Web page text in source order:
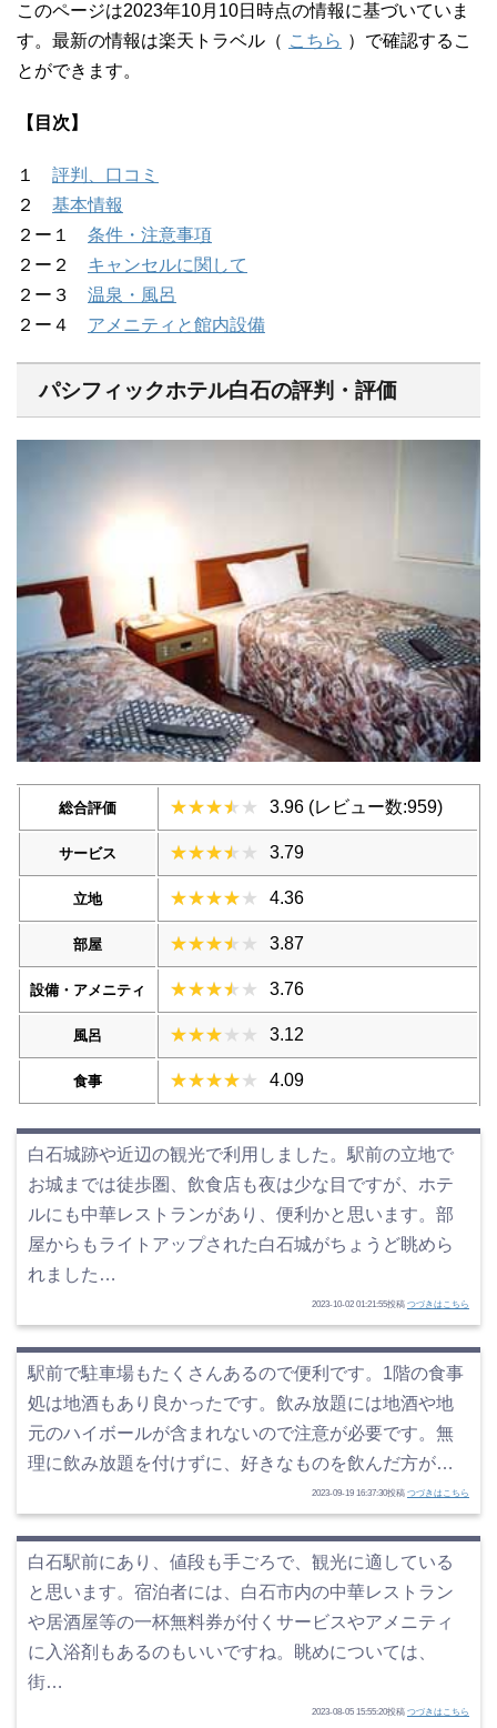
このページは2023年10月10日時点の情報に基づいていま
す。最新の情報は楽天トラベル（ こちら ）で確認するこ
とができます。
【目次】
１ 評判、口コミ
２ 基本情報
２ー１ 条件・注意事項
２ー２ キャンセルに関して
２ー３ 温泉・風呂
２ー４ アメニティと館内設備
パシフィックホテル白石の評判・評価
総合評価 3.96 (レビュー数:959)
サービス 3.79
立地 4.36
部屋 3.87
設備・アメニティ 3.76
風呂 3.12
食事 4.09
白石城跡や近辺の観光で利用しました。駅前の立地で
お城までは徒歩圏、飲食店も夜は少な目ですが、ホテ
ルにも中華レストランがあり、便利かと思います。部
屋からもライトアップされた白石城がちょうど眺めら
れました…
2023-10-02 01:21:55投稿 つづきはこちら
駅前で駐車場もたくさんあるので便利です。1階の食事
処は地酒もあり良かったです。飲み放題には地酒や地
元のハイボールが含まれないので注意が必要です。無
理に飲み放題を付けずに、好きなものを飲んだ方が…
2023-09-19 16:37:30投稿 つづきはこちら
白石駅前にあり、値段も手ごろで、観光に適している
と思います。宿泊者には、白石市内の中華レストラン
や居酒屋等の一杯無料券が付くサービスやアメニティ
に入浴剤もあるのもいいですね。眺めについては、
街…
2023-08-05 15:55:20投稿 つづきはこちら